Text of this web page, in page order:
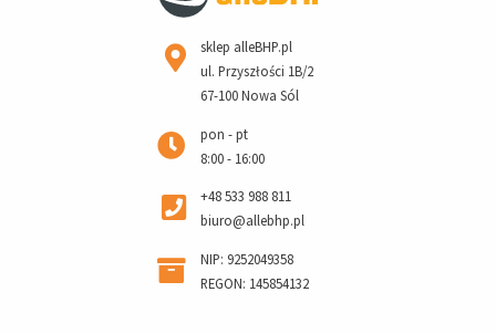
sklep alleBHP.pl
ul. Przyszłości 1B/2
67-100 Nowa Sól
pon - pt
8:00 - 16:00
+48 533 988 811
biuro@allebhp.pl
NIP: 9252049358
REGON: 145854132